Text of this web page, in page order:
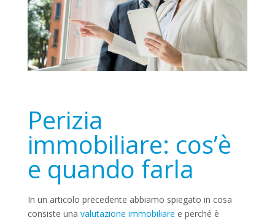
Perizia
immobiliare: cos’è
e quando farla
In un articolo precedente abbiamo spiegato in cosa
consiste una valutazione immobiliare e perché è